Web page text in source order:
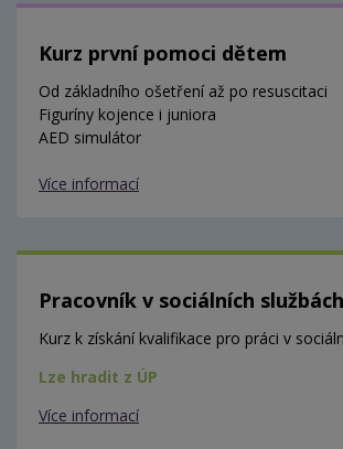
Kurz první pomoci dětem
Od základního ošetření až po resuscitaci
Figuríny kojence i juniora
AED simulátor
Více informací
Pracovník v sociálních službách
Kurz k získání kvalifikace pro práci v
Lze hradit z ÚP
Více informací